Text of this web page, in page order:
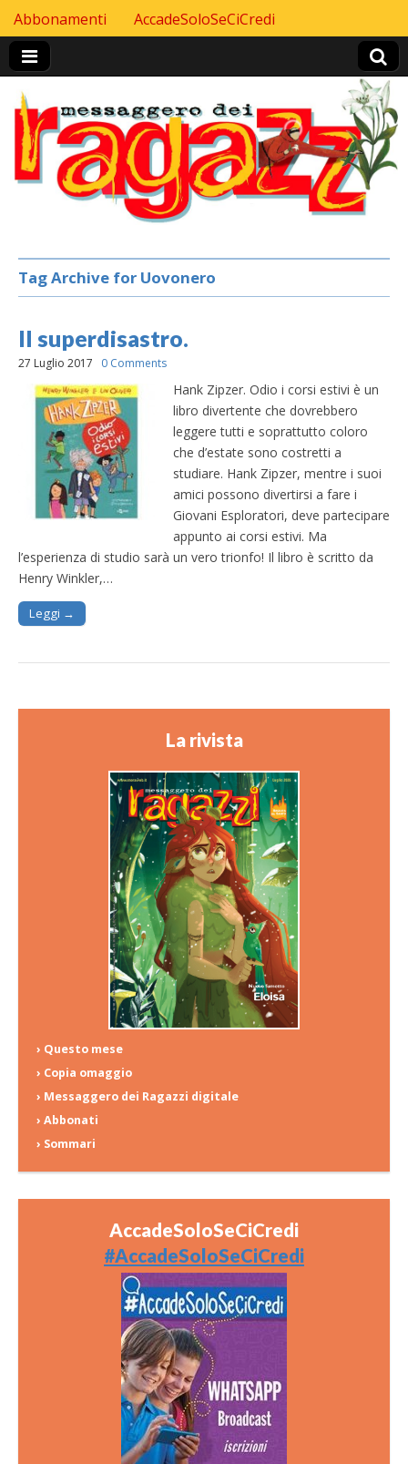
Header Top menu
Skip to content
Abbonamenti AccadeSoloSeCiCredi
Tag Archive for Uovonero
Il superdisastro.
27 Luglio 2017 0 Comments
Hank Zipzer. Odio i corsi estivi è un
libro divertente che dovrebbero
leggere tutti e soprattutto coloro
che d’estate sono costretti a
studiare. Hank Zipzer, mentre i suoi
amici possono divertirsi a fare i
Giovani Esploratori, deve partecipare
appunto ai corsi estivi. Ma
l’esperienza di studio sarà un vero trionfo! Il libro è scritto da
Henry Winkler,…
Leggi →
La rivista
› Questo mese
› Copia omaggio
› Messaggero dei Ragazzi digitale
› Abbonati
› Sommari
AccadeSoloSeCiCredi
#AccadeSoloSeCiCredi